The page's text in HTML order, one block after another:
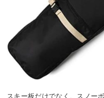
スキー板だけでなく、スノー